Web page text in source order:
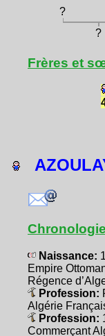
?
?
Frères et
Chronologie
Naissance:
Empire
Régence
Profession:
Algérie
Profession:
Commerçant